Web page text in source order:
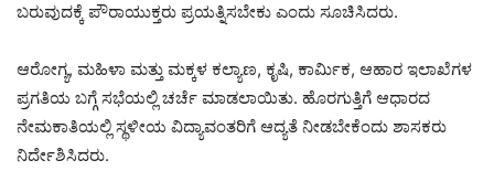
ಬರುವುದಕ್ಕೆ ಪೌರಾಯುಕ್ತರು ಪ್ರಯತ್ನಿಸಬೇಕು ಎಂದು ಸೂಚಿಸಿದರು.
ಆರೋಗ್ಯ, ಮಹಿಳಾ ಮತ್ತು ಮಕ್ಕಳ ಕಲ್ಯಾಣ, ಕೃಷಿ, ಕಾರ್ಮಿಕ, ಆಹಾರ ಇಲಾಖೆಗಳ
ಪ್ರಗತಿಯ ಬಗ್ಗೆ ಸಭೆಯಲ್ಲಿ ಚರ್ಚೆ ಮಾಡಲಾಯಿತು. ಹೊರಗುತ್ತಿಗೆ ಆಧಾರದ
ನೇಮಕಾತಿಯಲ್ಲಿ ಸ್ಥಳೀಯ ವಿದ್ಯಾವಂತರಿಗೆ ಆದ್ಯತೆ ನೀಡಬೇಕೆಂದು ಶಾಸಕರು
ನಿರ್ದೇಶಿಸಿದರು.